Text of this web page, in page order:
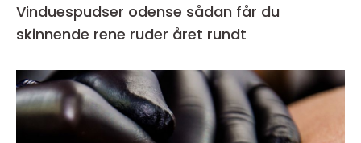
Vinduespudser odense sådan får du
skinnende rene ruder året rundt